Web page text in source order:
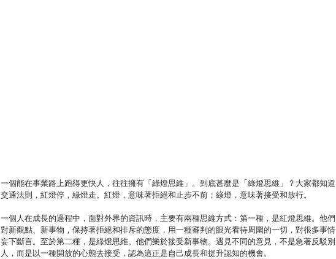
一個能在事業路上跑得更快人，往往擁有「綠燈思維」。到底甚麼是「綠燈思維」？大家都知道
交通法則，紅燈停，綠燈走。紅燈，意味著拒絕和止步不前；綠燈，意味著接受和放行。
一個人在成長的過程中，面對外界的資訊時，主要有兩種思維方式：第一種，是紅燈思維。他們
對新觀點、新事物，保持著拒絕和排斥的態度，用一種審判的眼光看待周圍的一切，對很多事情
妄下斷言。至於第二種，是綠燈思維。他們樂於接受新事物。遇見不同的意見，不是急著反駁別
人，而是以一種開放的心態去接受，認為這正是自己成長和提升認知的機會。